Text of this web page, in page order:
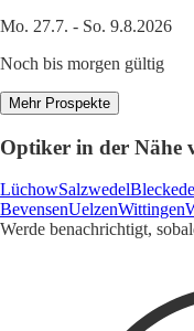
Mo. 27.7. - So. 9.8.2026
Noch bis morgen gültig
Mehr Prospekte
Optiker in der Nähe
LüchowSalzwedelBleckede
BevensenUelzenWittingen
Werde benachrichtigt,